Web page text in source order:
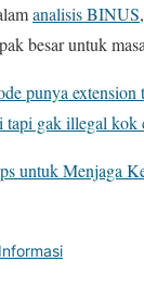
analisis BINUS
besar untuk
punya extension
tapi gak illegal kok
untuk Menjaga
Informasi